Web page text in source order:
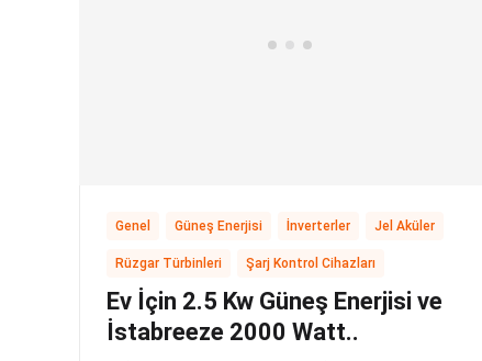
Genel Güneş Enerjisi İnverterler Jel Aküler
Rüzgar Türbinleri Şarj Kontrol Cihazları
Ev İçin 2.5 Kw Güneş Enerjisi ve
İstabreeze 2000 Watt..